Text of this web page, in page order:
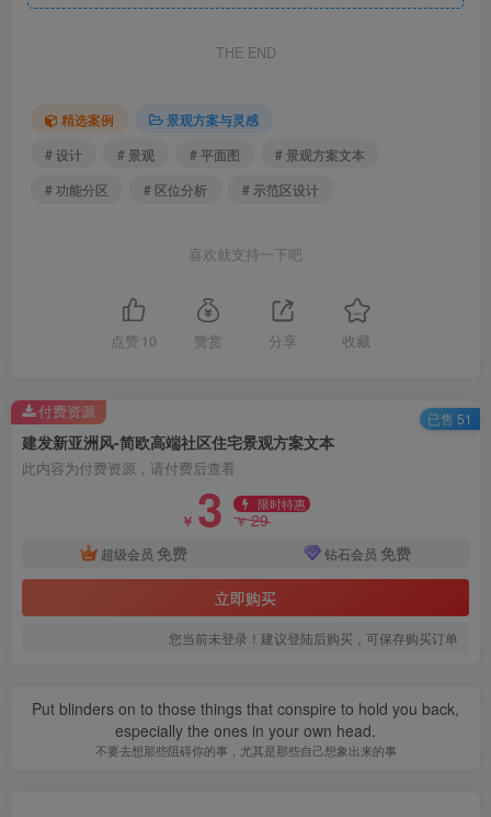
全区总平面图.png
视线分析视线分析.png
THE END
精选案例
景观方案与灵感
# 设计
# 景观 # 平面图
# 景观方案文本
# 功能分区
# 区位分析 # 示范区设计
喜欢就支持一下吧
点赞 10 赞赏 分享 收藏
建发新亚洲风-简欧高端社区住宅景观方案文本
此内容为付费资源，请付费后查看
￥ 3 限时特惠
￥29
超级会员 免费 钻石会员 免费
立即购买
您当前未登录！建议登陆后购买，可保存购买订单
付费资源 已售 51
Put blinders on to those things that conspire to hold you back,
especially the ones in your own head.
不要去想那些阻碍你的事，尤其是那些自己想象出来的事